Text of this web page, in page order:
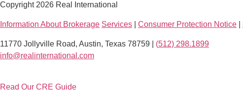
Copyright 2026 Real International
Information About Brokerage Services Consumer Protection Notice
11770 Jollyville Road, Austin, Texas 78759 | (512) 298.1899
info@realinternational.com
Read Our CRE Guide